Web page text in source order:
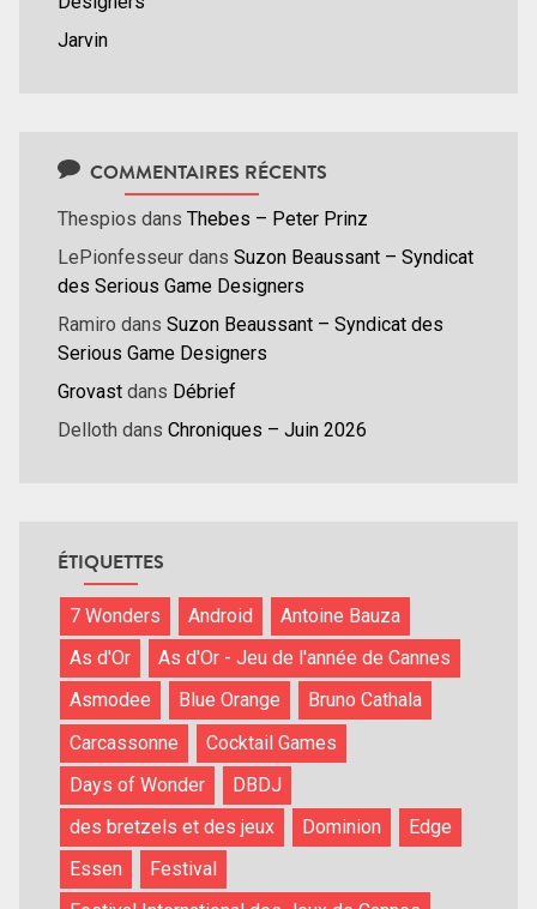
Jarvin
COMMENTAIRES RÉCENTS
Thespios dans Thebes – Peter Prinz
LePionfesseur dans Suzon Beaussant – Syndicat
des Serious Game Designers
Ramiro dans Suzon Beaussant – Syndicat des
Serious Game Designers
Grovast dans Débrief
Delloth dans Chroniques – Juin 2026
ÉTIQUETTES
7 Wonders Android
Antoine Bauza
As d'Or
As d'Or - Jeu de l'année de Cannes
Asmodee
Blue Orange
Bruno Cathala
Carcassonne
Cocktail Games
Days of Wonder
DBDJ
des bretzels et des jeux
Dominion
Edge
Essen
Festival